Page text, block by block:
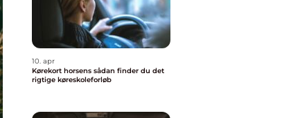
10. apr
Kørekort horsens sådan finder du det
rigtige køreskoleforløb